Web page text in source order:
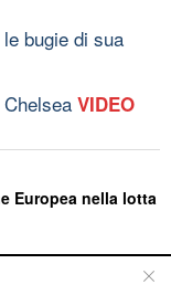
bugie di sua
VIDEO
Europea nella lotta